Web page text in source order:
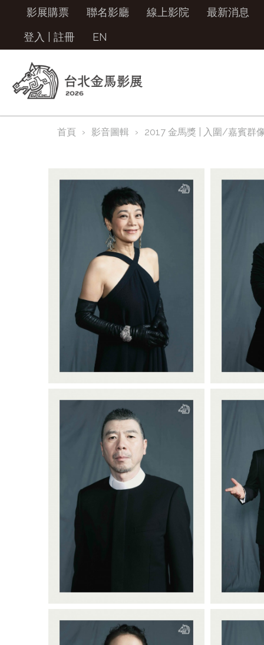
影展購票 聯名影廳 線上影院
最新消息
登入
註冊 EN
首頁 影音圖輯 2017 金馬獎 | 入圍/嘉賓群